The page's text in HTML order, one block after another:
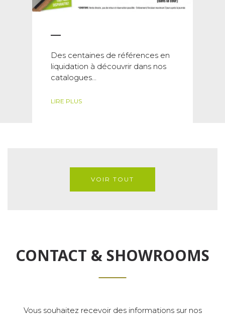
Des centaines de références en
liquidation à découvrir dans nos
catalogues...
LIRE PLUS
VOIR TOUT
CONTACT & SHOWROOMS
Vous souhaitez recevoir des informations sur nos